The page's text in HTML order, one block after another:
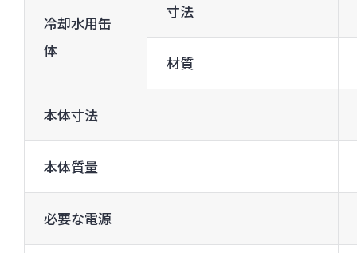
冷却水用缶
体
寸法
材質
本体寸法
本体質量
必要な電源